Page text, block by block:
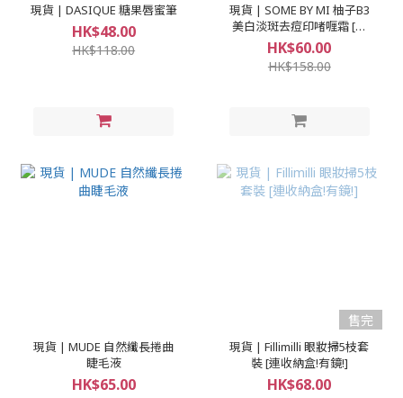
現貨 | DASIQUE 糖果唇蜜筆
HK$48.00
HK$118.00
現貨 | SOME BY MI 柚子B3
美白淡斑去痘印啫喱霜 [身
體/面可用]
HK$60.00
HK$158.00
現貨 | MUDE 自然纖長捲曲
睫毛液
HK$65.00
售完
現貨 | Fillimilli 眼妝掃5枝套
裝 [連收納盒!有鏡!]
HK$68.00